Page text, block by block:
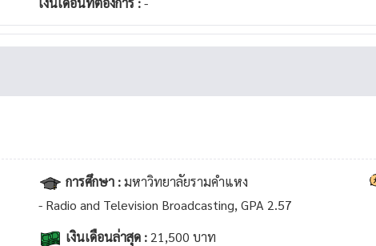
การศึกษา :มหาวิทยาลัยรามคำแหง
- Radio and Television Broadcasting, GPA 2.57
เงินเดือนล่าสุด : 21,500 บาท